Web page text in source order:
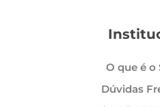
O que é o
Dúvidas